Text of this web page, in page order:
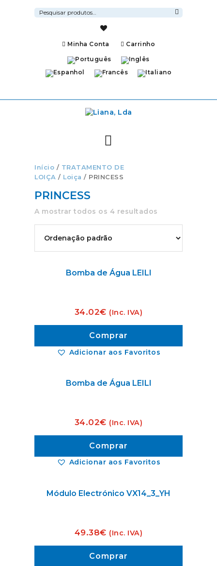
Pesquisar
por:
Minha Conta Carrinho
Início / TRATAMENTO DE
LOIÇA / Loiça / PRINCESS
PRINCESS
A mostrar todos os 4 resultados
Adicionar aos Favoritos
Bomba de Água LEILI
34.02€ (Inc. IVA)
Comprar
Adicionar aos Favoritos
Bomba de Água LEILI
34.02€ (Inc. IVA)
Comprar
Módulo Electrónico VX14_3_YH
49.38€ (Inc. IVA)
Comprar